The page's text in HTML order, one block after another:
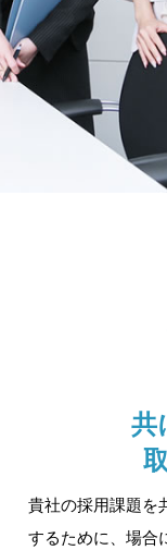
共
貴社の採用課題を
するために、場合